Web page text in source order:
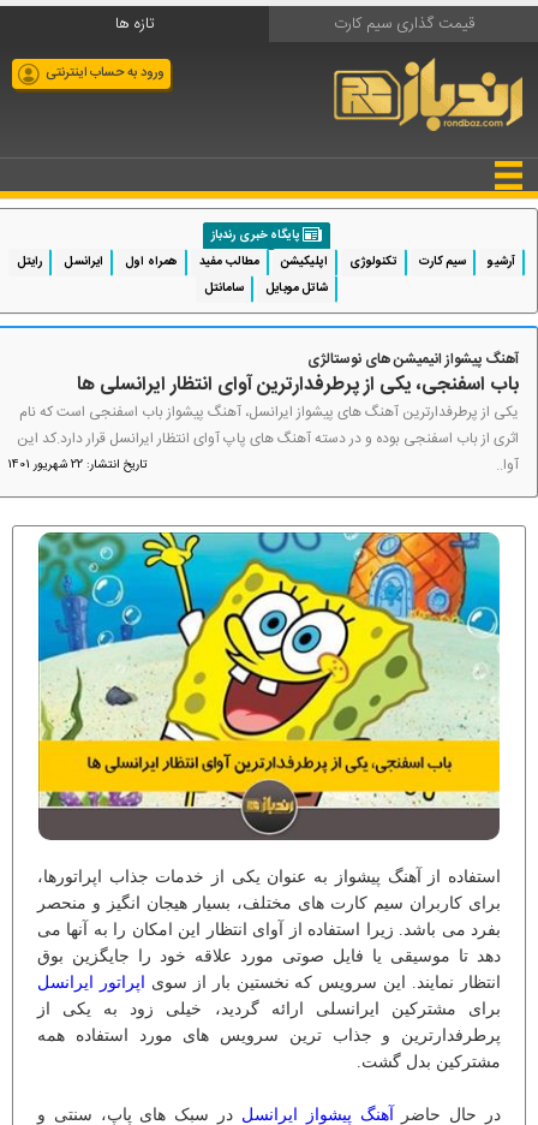
قیمت گذاری سیم کارت تازه ها
ورود به حساب اینترنتی
پایگاه خبری رندباز
آرشیو
سیم کارت تکنولوژی اپلیکیشن مطالب مفید همراه اول ایرانسل
رایتل
شاتل موبایل
سامانتل
آهنگ پیشواز انیمیشن های نوستالژی
باب اسفنجی، یکی از پرطرفدارترین آوای انتظار ایرانسلی ها
یکی از پرطرفدارترین آهنگ های پیشواز ایرانسل، آهنگ پیشواز باب اسفنجی است که نام
اثری از باب اسفنجی بوده و در دسته آهنگ های پاپ آوای انتظار ایرانسل قرار دارد.کد این
آوا..
تاریخ انتشار: 22 شهریور 1401
استفاده از آهنگ پیشواز به عنوان یکی از خدمات جذاب اپراتورها،
برای کاربران سیم کارت های مختلف، بسیار هیجان انگیز و منحصر
بفرد می باشد. زیرا استفاده از آوای انتظار این امکان را به آنها می
دهد تا موسیقی یا فایل صوتی مورد علاقه خود را جایگزین بوق
انتظار نمایند. این سرویس که نخستین بار از سوی اپراتور ایرانسل
برای مشترکین ایرانسلی ارائه گردید، خیلی زود به یکی از
پرطرفدارترین و جذاب ترین سرویس های مورد استفاده همه
مشترکین بدل گشت.
در حال حاضر آهنگ پیشواز ایرانسل در سبک های پاپ، سنتی و